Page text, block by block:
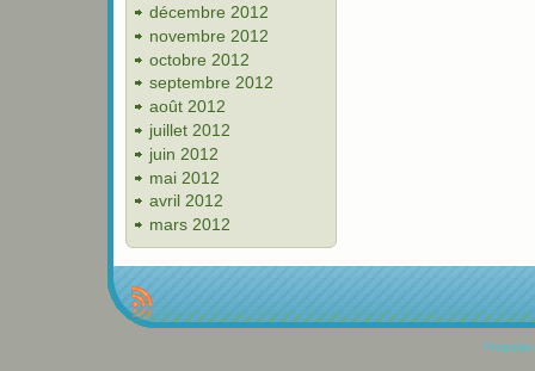
décembre 2012
novembre 2012
octobre 2012
septembre 2012
août 2012
juillet 2012
juin 2012
mai 2012
avril 2012
mars 2012